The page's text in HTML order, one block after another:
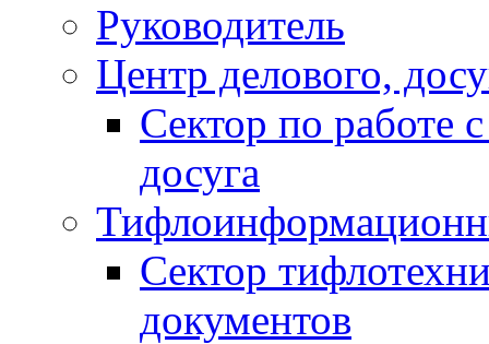
Руководитель
Центр делового,
Сектор по работе
досуга
Сектор
документов